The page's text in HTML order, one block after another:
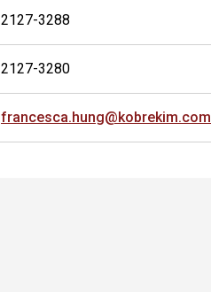
2127-3288
2127-3280
francesca.hung@kobrekim.com